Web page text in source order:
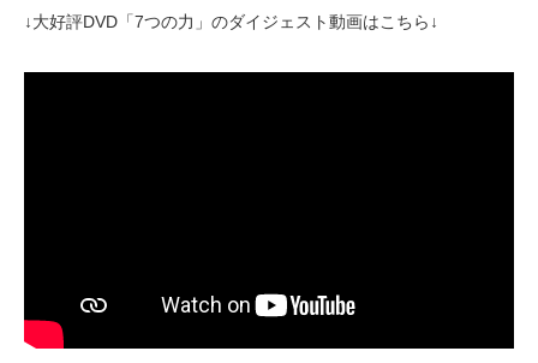
↓大好評DVD「7つの力」のダイジェスト動画はこちら↓